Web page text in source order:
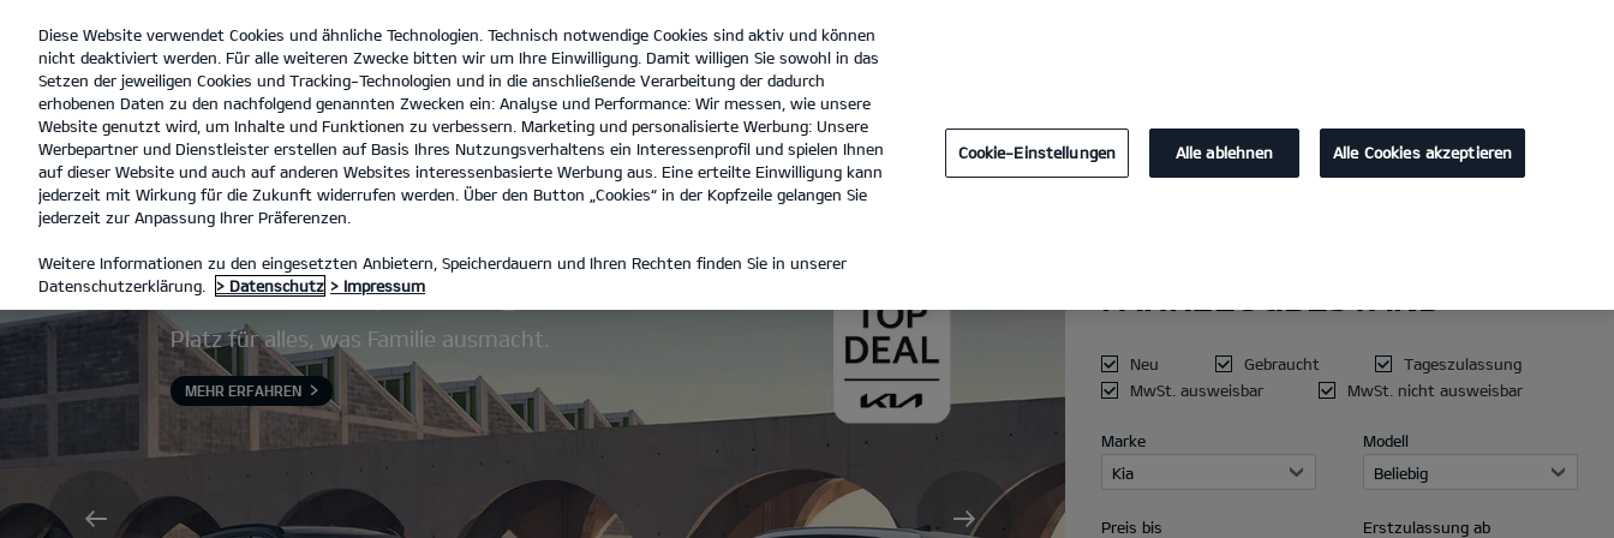
open
menu
Kia
Autohaus Dinnebier GmbH Tel. :
Der Kia Sportage.
Platz für alles, was Familie ausmacht.
MEHR ERFAHREN MEHR ERFAHREN
Neu Gebraucht
Tageszulassung
MwSt. ausweisbar
MwSt. nicht ausweisbar
Marke
Kia
Modell
Beliebig
Preis bis
Erstzulassung ab
Diese Website verwendet Cookies und ähnliche Technologien. Technisch notwendige Cookies sind aktiv und können
nicht deaktiviert werden. Für alle weiteren Zwecke bitten wir um Ihre Einwilligung. Damit willigen Sie sowohl in das
Setzen der jeweiligen Cookies und Tracking-Technologien und in die anschließende Verarbeitung der dadurch
erhobenen Daten zu den nachfolgend genannten Zwecken ein: Analyse und Performance: Wir messen, wie unsere
Website genutzt wird, um Inhalte und Funktionen zu verbessern. Marketing und personalisierte Werbung: Unsere
Werbepartner und Dienstleister erstellen auf Basis Ihres Nutzungsverhaltens ein Interessenprofil und spielen Ihnen
auf dieser Website und auch auf anderen Websites interessenbasierte Werbung aus. Eine erteilte Einwilligung kann
jederzeit mit Wirkung für die Zukunft widerrufen werden. Über den Button „Cookies“ in der Kopfzeile gelangen Sie
jederzeit zur Anpassung Ihrer Präferenzen.
Weitere Informationen zu den eingesetzten Anbietern, Speicherdauern und Ihren Rechten finden Sie in unserer
Datenschutzerklärung.
> Datenschutz > Impressum
Cookie-Einstellungen Alle ablehnen Alle Cookies akzeptieren